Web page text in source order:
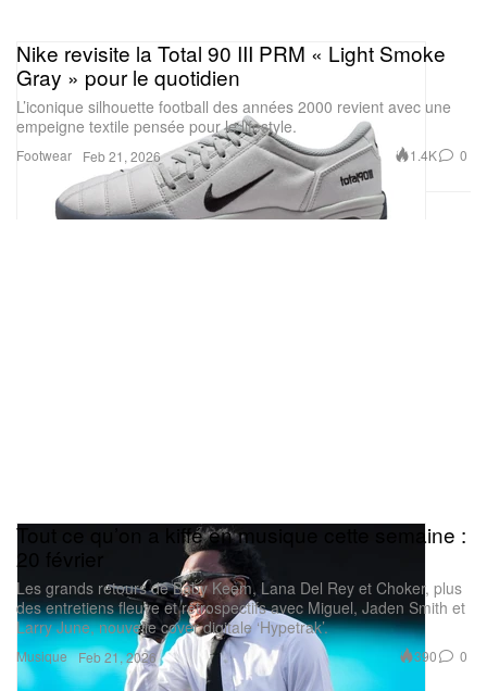
Footwear
Nike revisite la Total 90 III PRM « Light Smoke
Gray » pour le quotidien
L’iconique silhouette football des années 2000 revient avec une
empeigne textile pensée pour le lifestyle.
Feb 21, 2026 1.4K 0
Musique
Tout ce qu’on a kiffé en musique cette semaine :
20 février
Les grands retours de Baby Keem, Lana Del Rey et Choker, plus
des entretiens fleuve et rétrospectifs avec Miguel, Jaden Smith et
Larry June, nouvelle cover digitale ‘Hypetrak’.
Feb 21, 2026 390 0